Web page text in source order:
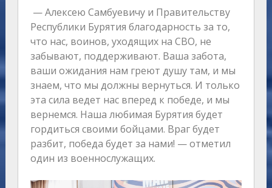
— Алексею Самбуевичу и Правительству
Республики Бурятия благодарность за то,
что нас, воинов, уходящих на СВО, не
забывают, поддерживают. Ваша забота,
ваши ожидания нам греют душу там, и мы
знаем, что мы должны вернуться. И только
эта сила ведет нас вперед к победе, и мы
вернемся. Наша любимая Бурятия будет
гордиться своими бойцами. Враг будет
разбит, победа будет за нами! — отметил
один из военнослужащих.